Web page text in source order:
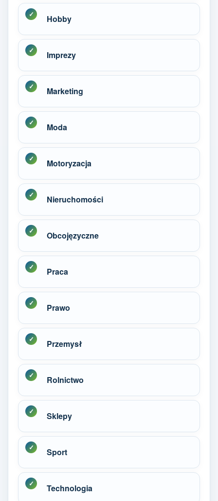
Hobby
Imprezy
Marketing
Moda
Motoryzacja
Nieruchomości
Obcojęzyczne
Praca
Prawo
Przemysł
Rolnictwo
Sklepy
Sport
Technologia